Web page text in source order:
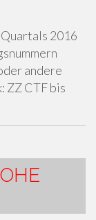
2016
andere
ZZ CTF bis